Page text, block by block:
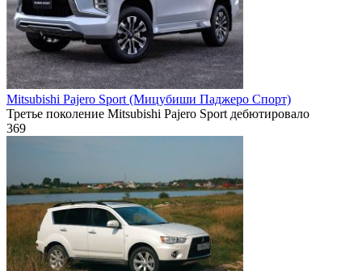
Mitsubishi Pajero Sport (Мицубиши Паджеро Спорт)
Третье поколение Mitsubishi Pajero Sport дебютировало
369